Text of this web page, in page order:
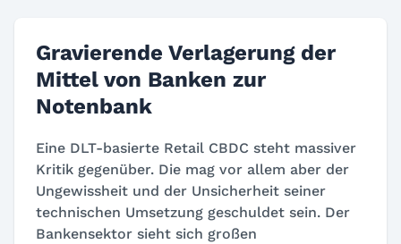
Gravierende Verlagerung der
Mittel von Banken zur
Notenbank
Eine DLT-basierte Retail CBDC steht massiver
Kritik gegenüber. Die mag vor allem aber der
Ungewissheit und der Unsicherheit seiner
technischen Umsetzung geschuldet sein. Der
Bankensektor sieht sich großen